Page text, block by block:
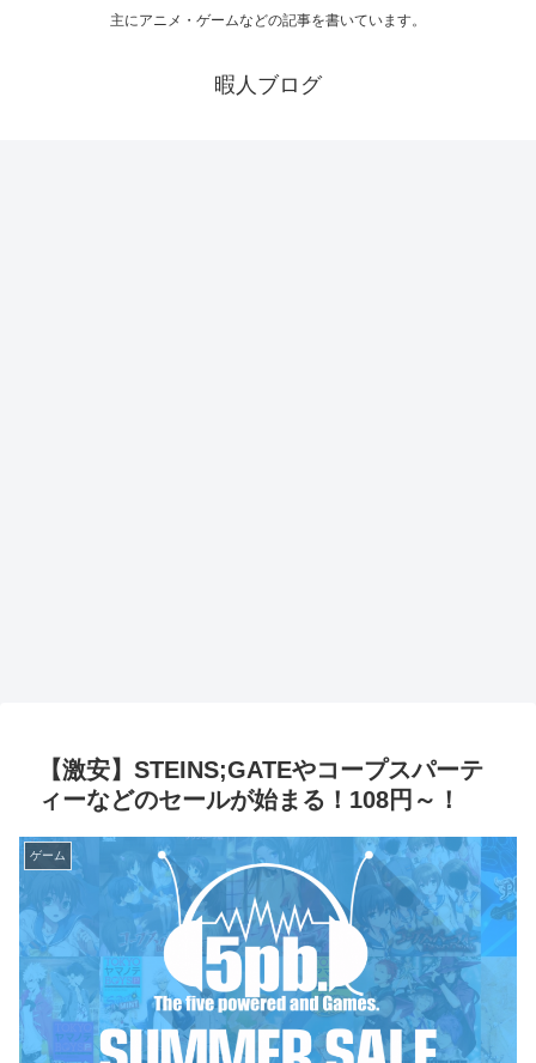
主にアニメ・ゲームなどの記事を書いています。
暇人ブログ
【激安】STEINS;GATEやコープスパーテ
ィーなどのセールが始まる！108円～！
ゲーム